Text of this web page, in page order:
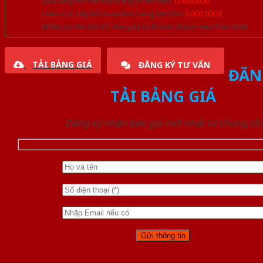
Giảm trực tiếp khi mua đơn hàng lớn hơn 3.000.000đ
Nhiều ưu đãi lớn khi đăng ký tài khoản thành viên thân thiết
TẢI BẢNG GIÁ ĐĂNG KÝ TƯ VẤN
TẢI BẢNG GIÁ
Đăng ký nhận báo giá mới nhất từ chúng tôi